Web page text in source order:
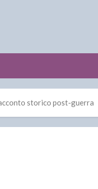
storico post-guerra